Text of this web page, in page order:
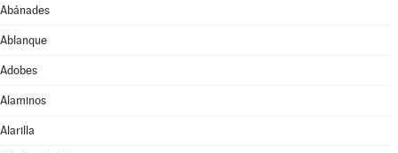
Abánades
Ablanque
Adobes
Alaminos
Alarilla